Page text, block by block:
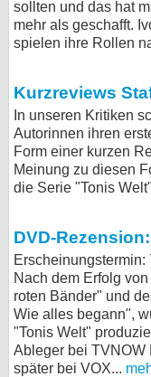
sollten und das hat
mehr als geschafft.
spielen ihre Rollen
Kurzreviews
In unseren Kritiken
Autorinnen ihren
Form einer kurzen
Meinung zu diesen
die Serie "Tonis
DVD-
Erscheinungstermin:
Nach dem Erfolg
roten Bänder" und
Wie alles begann",
"Tonis Welt"
Ableger bei TVNOW
später bei VOX...